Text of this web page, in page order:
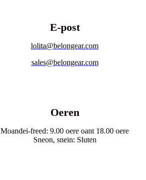
E-post
lolita@belongear.com
sales@belongear.com
Oeren
Moandei-freed: 9.00 oere oant 18.00 oere
Sneon, snein: Sluten